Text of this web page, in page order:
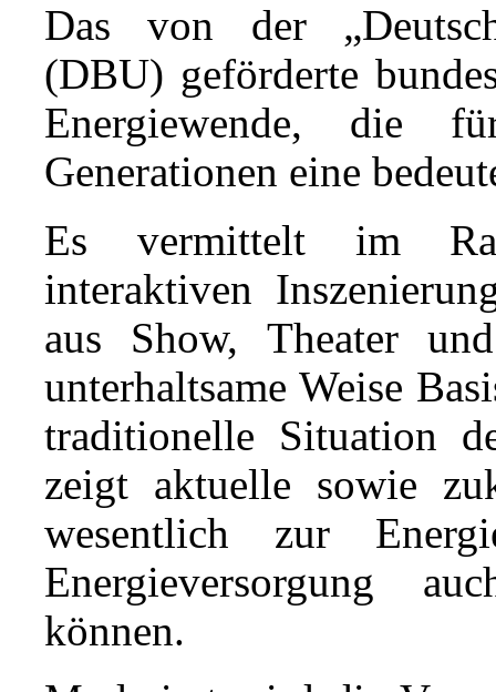
Das von der
(DBU) geförderte
Energiewende, die
Generationen eine
Es vermittelt im
interaktiven
aus Show, Theater
unterhaltsame Weise
traditionelle Situation
zeigt aktuelle sowie
wesentlich zur
Energieversorgung
können.